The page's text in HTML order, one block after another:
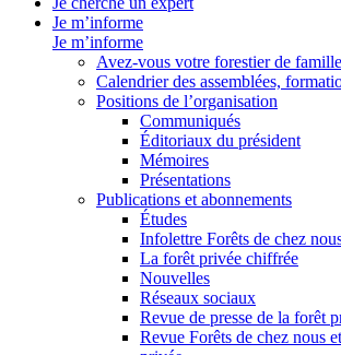
Je m’informe
Je m’informe
Avez-vous votre forestier de
Calendrier des assemblées,
Positions de l’organisation
Communiqués
Éditoriaux du président
Mémoires
Présentations
Publications et abonnements
Études
Infolettre Forêts de chez
La forêt privée chiffrée
Nouvelles
Réseaux sociaux
Revue de presse de la forêt
Revue Forêts de chez nous